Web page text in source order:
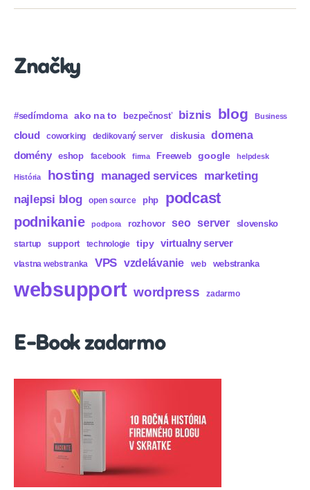
Značky
#sedímdoma ako na to bezpečnosť biznis blog Business
cloud coworking dedikovaný server diskusia domena
domény eshop facebook firma Freeweb google helpdesk
História hosting managed services marketing
najlepsi blog open source php podcast
podnikanie podpora rozhovor seo server slovensko
startup support technologie tipy virtualny server
vlastna webstranka VPS vzdelávanie web webstranka
websupport wordpress zadarmo
E-Book zadarmo